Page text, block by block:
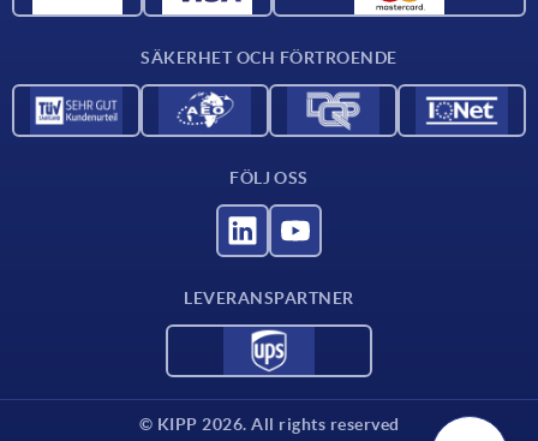
SÄKERHET OCH FÖRTROENDE
FÖLJ OSS
LEVERANSPARTNER
© KIPP 2026. All rights reserved